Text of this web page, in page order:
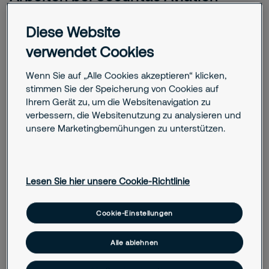
Spannend, abwechslungsreich und herausfordernd. Deine
Karriere startet genau da voll durch, wo andere abheben.
Für unsere Standorte suchen wir:
Luftsicherheitskontrollpersonal (m/w/d) gem. §5
LuftSiG
Luftsicherheitskontrollpersonal (m/w/d) für Personal-,
Waren- und KFZ-Kontrollen gem. §8 LuftSiG
Sicherheitspersonal (m/w/d) gem. §9 LuftSiG
Service Agents für Passagiersteuerung/-betreuung
und Automatenbetreuung, Entry Service Lounges
sowie ähnliche Tätigkeiten
Du bringst die nötigen Qualifikationen schon mit? Perfekt.
Diese Website
verwendet Cookies
Wenn Sie auf „Alle Cookies akzeptieren“ klicken,
stimmen Sie der Speicherung von Cookies auf
Ihrem Gerät zu, um die Websitenavigation zu
verbessern, die Websitenutzung zu analysieren und
unsere Marketingbemühungen zu unterstützen.
Lesen Sie hier unsere Cookie-Richtlinie
Cookie-Einstellungen
Alle ablehnen